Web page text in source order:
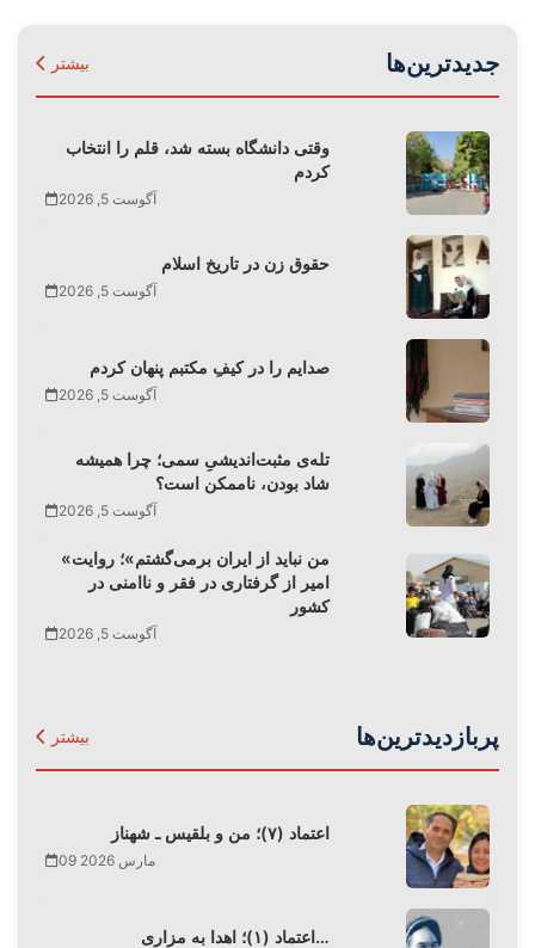
جدیدترین‌ها بیشتر
وقتی دانشگاه بسته شد، قلم را انتخاب
کردم
آگوست 5, 2026
حقوق زن در تاریخ اسلام
آگوست 5, 2026
صدایم را در کیفِ مکتبم پنهان کردم
آگوست 5, 2026
تله‌‌ی مثبت‌اندیشیِ سمی؛ چرا همیشه
شاد بودن، ناممکن است؟
آگوست 5, 2026
«من نباید از ایران برمی‌گشتم»؛ روایت
امیر از گرفتاری در فقر و ناامنی در
کشور
آگوست 5, 2026
پربازدیدترین‌ها بیشتر
اعتماد (۷)؛ من و بلقیس ـ شهناز
09 مارس 2026
اعتماد (۱)؛ اهدا به مزاری…